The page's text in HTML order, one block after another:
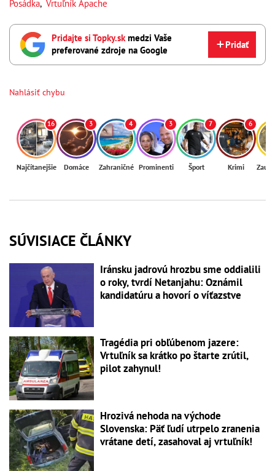
Posádka, Vrtuľník Apache
Pridajte si Topky.skmedzi Vaše
preferované zdroje na Google
Pridať
Nahlásiť chybu
16
Najčítanejšie
3
Domáce
4
Zahraničné
3
Prominenti
7
Šport
6
Krimi
SÚVISIACE ČLÁNKY
Iránsku jadrovú hrozbu sme oddialili
o roky, tvrdí Netanjahu: Oznámil
kandidatúru a hovorí o víťazstve
Tragédia pri obľúbenom jazere:
Vrtuľník sa krátko po štarte zrútil,
pilot zahynul!
Hrozivá nehoda na východe
Slovenska: Päť ľudí utrpelo zranenia
vrátane detí, zasahoval aj vrtuľník!